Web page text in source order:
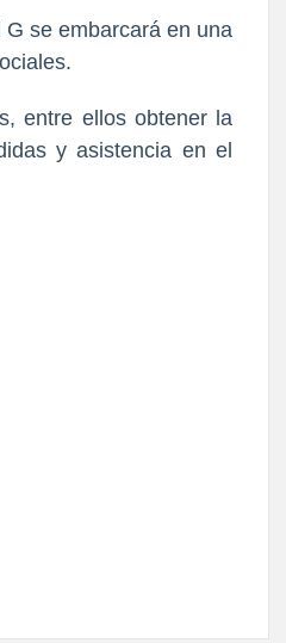
se embarcará en una
entre ellos obtener la
y asistencia en el